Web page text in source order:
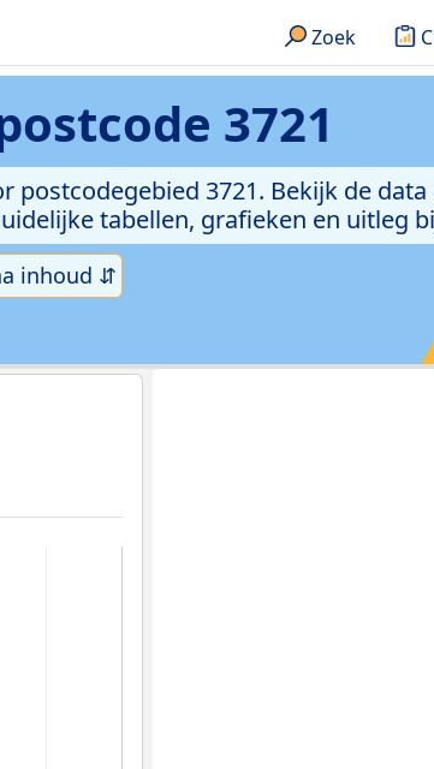
Zoek
3721
3721. Bekijk de
tabellen, grafieken en uitleg
inhoud ⇵